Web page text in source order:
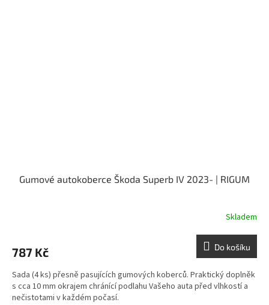
Gumové autokoberce Škoda Superb IV 2023- | RIGUM
Skladem
787 Kč Do košíku
Sada (4 ks) přesně pasujících gumových koberců. Praktický doplněk
s cca 10 mm okrajem chránící podlahu Vašeho auta před vlhkostí a
nečistotami v každém počasí.